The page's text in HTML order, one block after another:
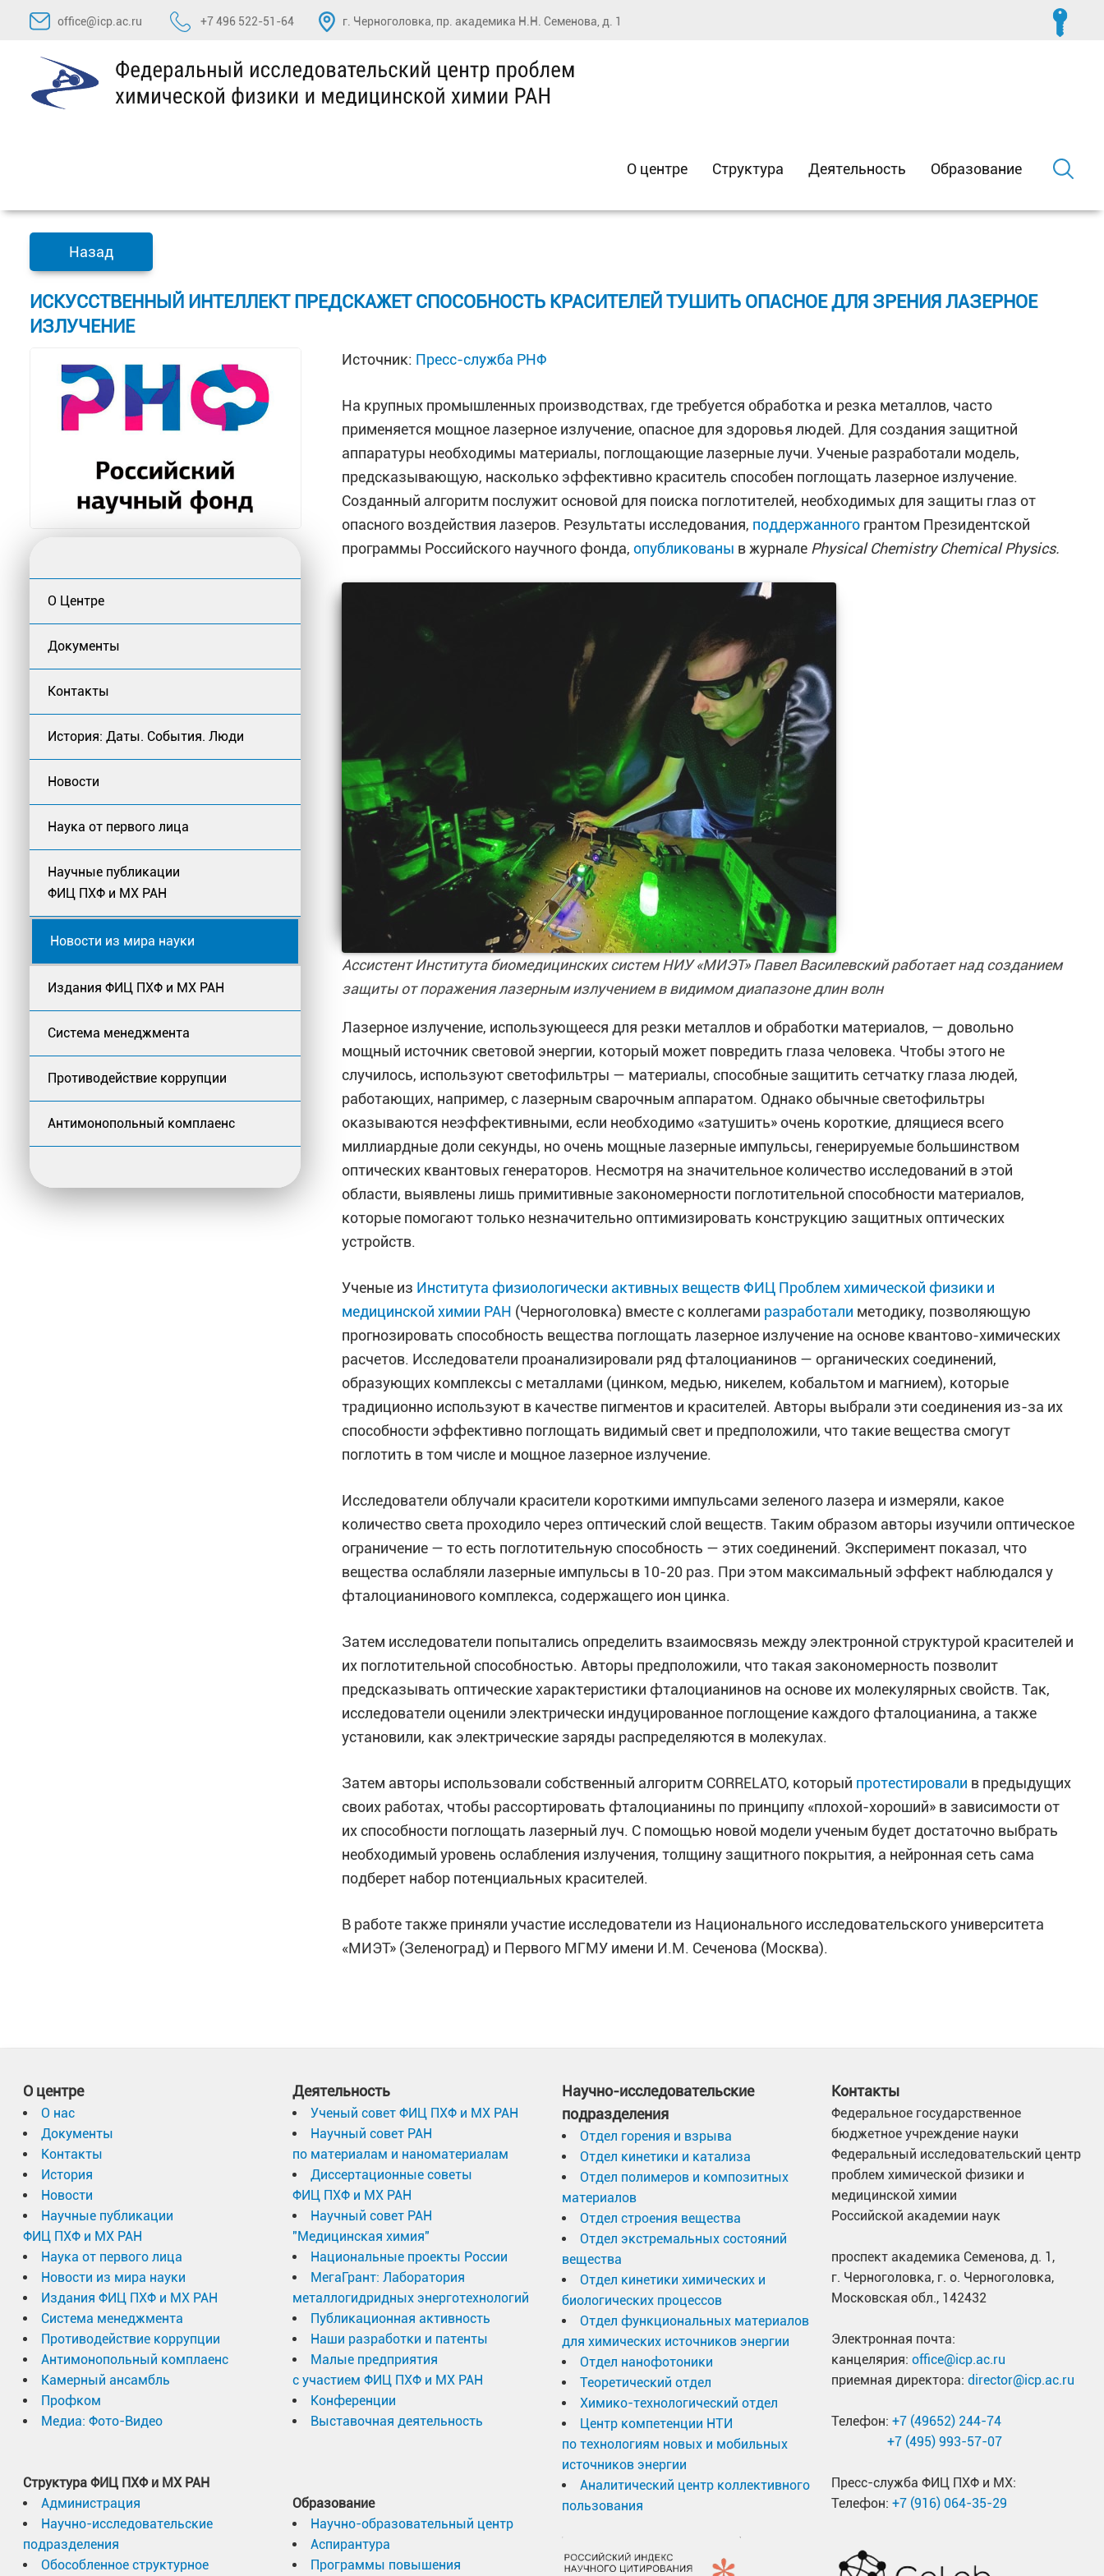
Перейти
содержимому
office@icp.ac.ru +7 496 522-51-64 г. Черноголовка, пр. академика Н.Н. Семенова, д. 1
О центре Структура Деятельность Образование
Назад
ИСКУССТВЕННЫЙ ИНТЕЛЛЕКТ ПРЕДСКАЖЕТ СПОСОБНОСТЬ КРАСИТЕЛЕЙ ТУШИТЬ ОПАСНОЕ ДЛЯ ЗРЕНИЯ ЛАЗЕРНОЕ
ИЗЛУЧЕНИЕ
О Центре
Документы
Контакты
История: Даты. События. Люди
Новости
Наука от первого лица
Научные публикации
ФИЦ ПХФ и МХ РАН
Новости из мира науки
Издания ФИЦ ПХФ и МХ РАН
Система менеджмента
Противодействие коррупции
Антимонопольный комплаенс
Источник: Пресс-служба РНФ
На крупных промышленных производствах, где требуется обработка и резка металлов, часто
применяется мощное лазерное излучение, опасное для здоровья людей. Для создания защитной
аппаратуры необходимы материалы, поглощающие лазерные лучи. Ученые разработали модель,
предсказывающую, насколько эффективно краситель способен поглощать лазерное излучение.
Созданный алгоритм послужит основой для поиска поглотителей, необходимых для защиты глаз от
опасного воздействия лазеров. Результаты исследования, поддержанного грантом Президентской
программы Российского научного фонда, опубликованы в журнале Physical Chemistry Chemical Physics.
Ассистент Института биомедицинских систем НИУ «МИЭТ» Павел Василевский работает над созданием
защиты от поражения лазерным излучением в видимом диапазоне длин волн
Лазерное излучение, использующееся для резки металлов и обработки материалов, — довольно
мощный источник световой энергии, который может повредить глаза человека. Чтобы этого не
случилось, используют светофильтры — материалы, способные защитить сетчатку глаза людей,
работающих, например, с лазерным сварочным аппаратом. Однако обычные светофильтры
оказываются неэффективными, если необходимо «затушить» очень короткие, длящиеся всего
миллиардные доли секунды, но очень мощные лазерные импульсы, генерируемые большинством
оптических квантовых генераторов. Несмотря на значительное количество исследований в этой
области, выявлены лишь примитивные закономерности поглотительной способности материалов,
которые помогают только незначительно оптимизировать конструкцию защитных оптических
устройств.
Ученые из Института физиологически активных веществ ФИЦ Проблем химической физики и
медицинской химии РАН (Черноголовка) вместе с коллегами разработали методику, позволяющую
прогнозировать способность вещества поглощать лазерное излучение на основе квантово-химических
расчетов. Исследователи проанализировали ряд фталоцианинов — органических соединений,
образующих комплексы с металлами (цинком, медью, никелем, кобальтом и магнием), которые
традиционно используют в качестве пигментов и красителей. Авторы выбрали эти соединения из-за их
способности эффективно поглощать видимый свет и предположили, что такие вещества смогут
поглотить в том числе и мощное лазерное излучение.
Исследователи облучали красители короткими импульсами зеленого лазера и измеряли, какое
количество света проходило через оптический слой веществ. Таким образом авторы изучили оптическое
ограничение — то есть поглотительную способность — этих соединений. Эксперимент показал, что
вещества ослабляли лазерные импульсы в 10-20 раз. При этом максимальный эффект наблюдался у
фталоцианинового комплекса, содержащего ион цинка.
Затем исследователи попытались определить взаимосвязь между электронной структурой красителей и
их поглотительной способностью. Авторы предположили, что такая закономерность позволит
предсказывать оптические характеристики фталоцианинов на основе их молекулярных свойств. Так,
исследователи оценили электрически индуцированное поглощение каждого фталоцианина, а также
установили, как электрические заряды распределяются в молекулах.
Затем авторы использовали собственный алгоритм CORRELATO, который протестировали в предыдущих
своих работах, чтобы рассортировать фталоцианины по принципу «плохой-хороший» в зависимости от
их способности поглощать лазерный луч. С помощью новой модели ученым будет достаточно выбрать
необходимый уровень ослабления излучения, толщину защитного покрытия, а нейронная сеть сама
подберет набор потенциальных красителей.
В работе также приняли участие исследователи из Национального исследовательского университета
«МИЭТ» (Зеленоград) и Первого МГМУ имени И.М. Сеченова (Москва).
О центре
О нас
Документы
Контакты
История
Новости
Научные публикации
ФИЦ ПХФ и МХ РАН
Наука от первого лица
Новости из мира науки
Издания ФИЦ ПХФ и МХ РАН
Система менеджмента
Противодействие коррупции
Антимонопольный комплаенс
Камерный ансамбль
Профком
Медиа: Фото-Видео
Структура ФИЦ ПХФ и МХ РАН
Администрация
Научно-исследовательские
подразделения
Обособленное структурное
Деятельность
Ученый совет ФИЦ ПХФ и МХ РАН
Научный совет РАН
по материалам и наноматериалам
Диссертационные советы
ФИЦ ПХФ и МХ РАН
Научный совет РАН
"Медицинская химия"
Национальные проекты России
МегаГрант: Лаборатория
металлогидридных энерготехнологий
Публикационная активность
Наши разработки и патенты
Малые предприятия
с участием ФИЦ ПХФ и МХ РАН
Конференции
Выставочная деятельность
Образование
Научно-образовательный центр
Аспирантура
Программы повышения
Научно-исследовательские
подразделения
Отдел горения и взрыва
Отдел кинетики и катализа
Отдел полимеров и композитных
материалов
Отдел строения вещества
Отдел экстремальных состояний
вещества
Отдел кинетики химических и
биологических процессов
Отдел функциональных материалов
для химических источников энергии
Отдел нанофотоники
Теоретический отдел
Химико-технологический отдел
Центр компетенции НТИ
по технологиям новых и мобильных
источников энергии
Аналитический центр коллективного
пользования
Контакты
Федеральное государственное
бюджетное учреждение науки
Федеральный исследовательский центр
проблем химической физики и
медицинской химии
Российской академии наук
проспект академика Семенова, д. 1,
г. Черноголовка, г. о. Черноголовка,
Московская обл., 142432
Электронная почта:
канцелярия: office@icp.ac.ru
приемная директора: director@icp.ac.ru
Телефон: +7 (49652) 244-74
+7 (495) 993-57-07
Пресс-служба ФИЦ ПХФ и МХ:
Телефон: +7 (916) 064-35-29